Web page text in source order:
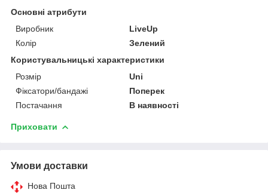
Основні атрибути
Виробник
LiveUp
Колір
Зелений
Користувальницькі характеристики
Розмір
Uni
Фіксатори/бандажі
Поперек
Постачання
В наявності
Приховати
Умови доставки
Нова Пошта